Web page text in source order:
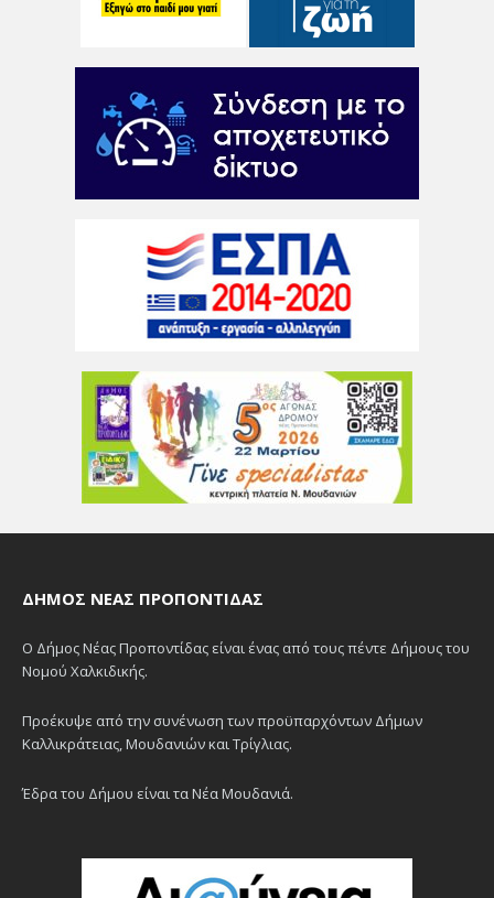
ΔΉΜΟΣ ΝΈΑΣ ΠΡΟΠΟΝΤΊΔΑΣ
Ο Δήμος Νέας Προποντίδας είναι ένας από τους πέντε Δήμους του
Νομού Χαλκιδικής.
Προέκυψε από την συνένωση των προϋπαρχόντων Δήμων
Καλλικράτειας, Μουδανιών και Τρίγλιας.
Έδρα του Δήμου είναι τα Νέα Μουδανιά.